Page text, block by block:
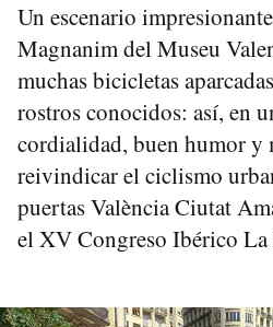
Un escenario
Magnanim del Museu
muchas bicicletas
rostros conocidos: así, en
cordialidad, buen humor y
reivindicar el ciclismo
puertas València Ciutat
el XV Congreso Ibérico